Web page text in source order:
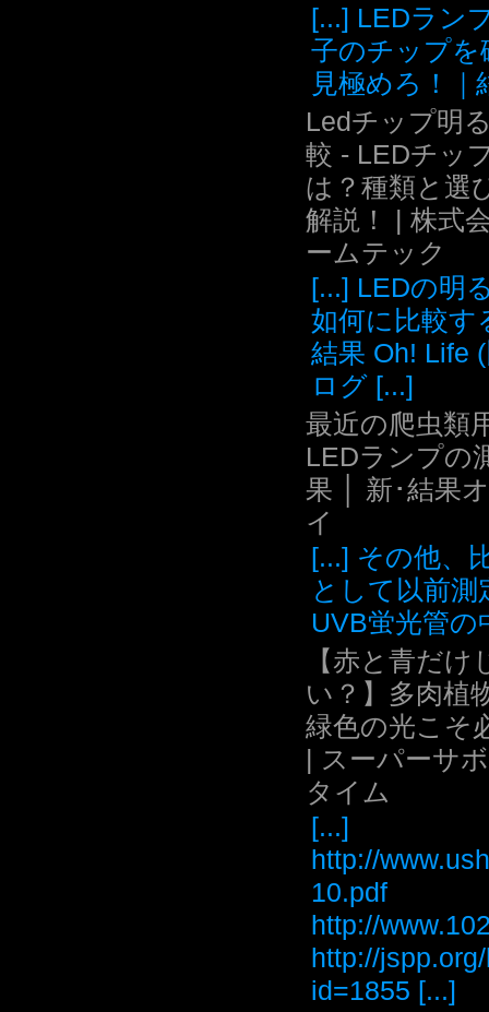
[...] LEDラン
子のチップを
見極めろ！｜
Ledチップ明
較 - LEDチッ
は？種類と選
解説！ | 株式
ームテック
[...] LEDの明
如何に比較す
結果 Oh! Life
ログ [...]
最近の爬虫類
LEDランプの
果 │ 新･結果
イ
[...] その他、
として以前測
UVB蛍光管の
【赤と青だけ
い？】多肉植
緑色の光こそ
| スーパーサ
タイム
[...]
http://
10.pdf
http://
http://
id=1855 [...]